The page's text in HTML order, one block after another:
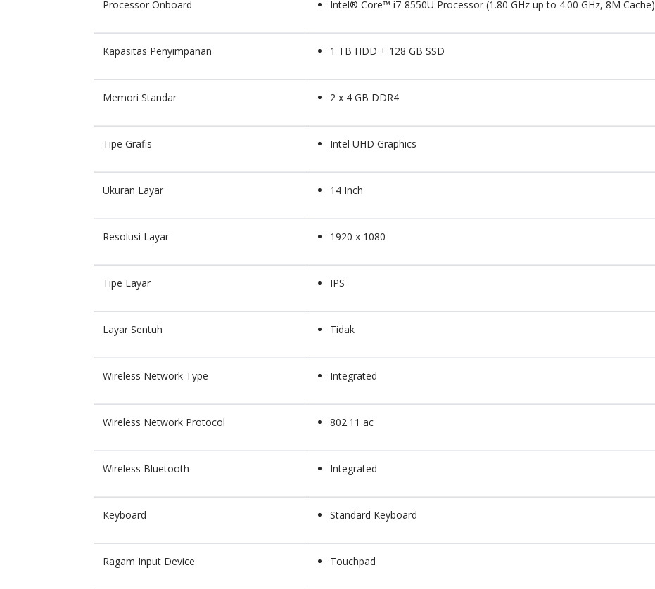
Processor Onboard Intel® Core™ i7-8550U Processor (1.80 GHz up to 4.00 GHz, 8M Cache)
Kapasitas Penyimpanan 1 TB HDD + 128 GB SSD
Memori Standar 2 x 4 GB DDR4
Tipe Grafis Intel UHD Graphics
Ukuran Layar 14 Inch
Resolusi Layar 1920 x 1080
Tipe Layar IPS
Layar Sentuh Tidak
Wireless Network Type Integrated
Wireless Network Protocol 802.11 ac
Wireless Bluetooth Integrated
Keyboard Standard Keyboard
Ragam Input Device Touchpad